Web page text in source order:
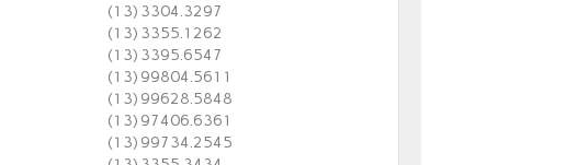
(13) 3304.3297
(13) 3355.1262
(13) 3395.6547
(13) 99804.5611
(13) 99628.5848
(13) 97406.6361
(13) 99734.2545